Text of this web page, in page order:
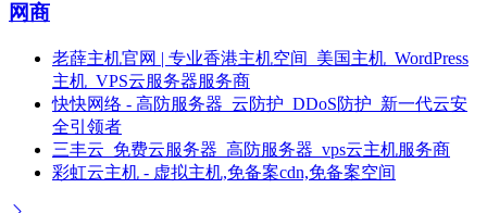
网商
老薛主机官网 | 专业香港主机空间_美国主机_WordPress
主机_VPS云服务器服务商
快快网络 - 高防服务器_云防护_DDoS防护_新一代云安
全引领者
三丰云_免费云服务器_高防服务器_vps云主机服务商
彩虹云主机 - 虚拟主机,免备案cdn,免备案空间